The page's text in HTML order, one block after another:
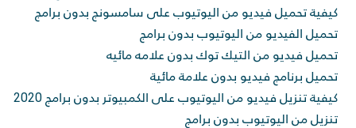
كيفية تحميل فيديو من اليوتيوب على سامسونج بدون برامج
تحميل الفيديو من اليوتيوب بدون برامج
تحميل فيديو من التيك توك بدون علامه مائيه
تحميل برنامج فيديو بدون علامة مائية
كيفية تنزيل فيديو من اليوتيوب على الكمبيوتر بدون برامج 2020
تنزيل من اليوتيوب بدون برامج